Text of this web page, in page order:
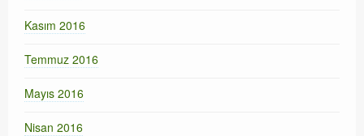
Kasım 2016
Temmuz 2016
Mayıs 2016
Nisan 2016